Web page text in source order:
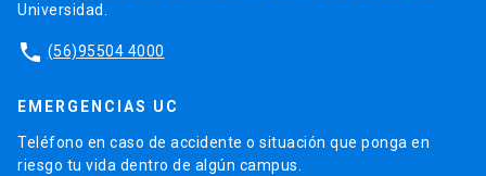
Universidad.
phone (56)95504 4000
EMERGENCIAS UC
Teléfono en caso de accidente o situación que ponga en
riesgo tu vida dentro de algún campus.